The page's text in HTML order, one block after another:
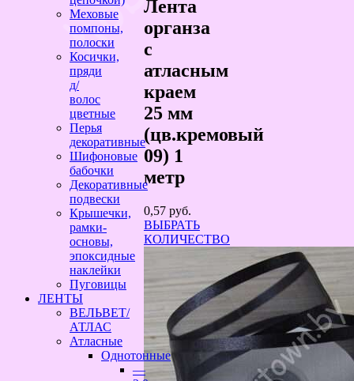
Лента
органза
с
атласным
краем
25 мм
(цв.кремовый
09) 1
метр
0,57 руб.
ВЫБРАТЬ
КОЛИЧЕСТВО
Меховые
помпоны,
полоски
Косички,
пряди
д/
волос
цветные
Перья
декоративные
Шифоновые
бабочки
Декоративные
подвески
Крышечки,
рамки-
основы,
эпоксидные
наклейки
Пуговицы
ЛЕНТЫ
ВЕЛЬВЕТ/
АТЛАС
Атласные
Однотонные
—